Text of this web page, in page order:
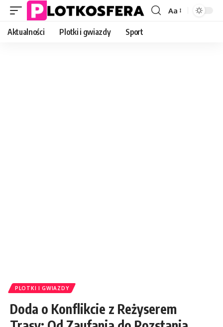
Font
Aa
Aktualności Plotki i gwiazdy Sport
PLOTKI I GWIAZDY
Doda o Konflikcie z Reżyserem